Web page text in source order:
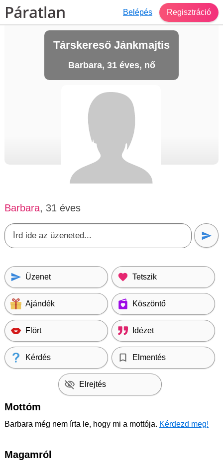
Belépés Regisztráció
Társkereső Jánkmajtis
Barbara, 31 éves, nő
Barbara, 31 éves
Üzenet Tetszik
Ajándék Köszöntő
Flört Idézet
Kérdés Elmentés
Elrejtés
Mottóm
Barbara még nem írta le, hogy mi a mottója. Kérdezd meg!
Magamról